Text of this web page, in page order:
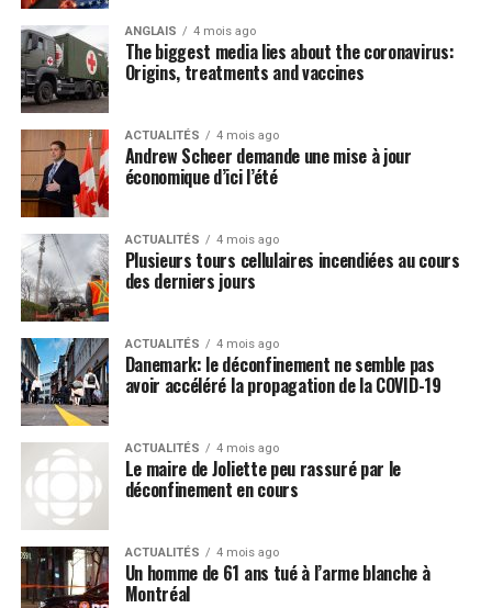
Post Views:
ANGLAIS 4 mois ago
The biggest media lies about the coronavirus:
Origins, treatments and vaccines
ACTUALITÉS 4 mois ago
Andrew Scheer demande une mise à jour
économique d’ici l’été
ACTUALITÉS 4 mois ago
Plusieurs tours cellulaires incendiées au cours
des derniers jours
ACTUALITÉS 4 mois ago
Danemark: le déconfinement ne semble pas
avoir accéléré la propagation de la COVID-19
ACTUALITÉS 4 mois ago
Le maire de Joliette peu rassuré par le
déconfinement en cours
ACTUALITÉS 4 mois ago
Un homme de 61 ans tué à l’arme blanche à
Montréal